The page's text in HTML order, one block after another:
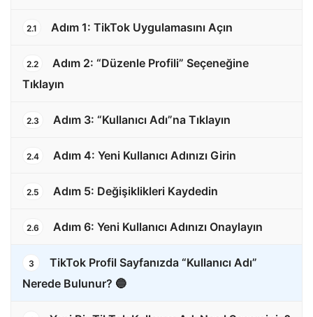
2.1 Adım 1: TikTok Uygulamasını Açın
2.2
Adım 2: “Düzenle Profili” Seçeneğine
Tıklayın
2.3 Adım 3: “Kullanıcı Adı”na Tıklayın
2.4 Adım 4: Yeni Kullanıcı Adınızı Girin
2.5 Adım 5: Değişiklikleri Kaydedin
2.6 Adım 6: Yeni Kullanıcı Adınızı Onaylayın
3
TikTok Profil Sayfanızda “Kullanıcı Adı”
Nerede Bulunur? 🔵